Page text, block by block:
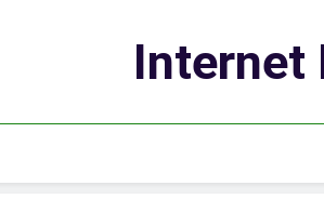
Internet